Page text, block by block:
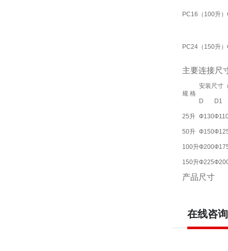
PC16（100升）
PC24（150升）
主要连接尺
规 格
安装尺寸
D D1
25升 Ф130
50升 Ф150
100升Ф200
150升Ф225
产品尺寸
在线咨询